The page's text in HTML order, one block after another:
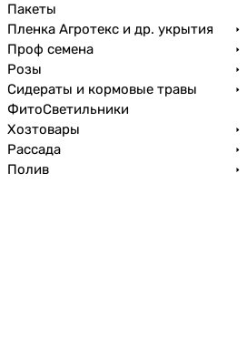
Пакеты
Пленка Агротекс и др. укрытия
Проф семена
Розы
Сидераты и кормовые травы
ФитоСветильники
Хозтовары
Рассада
Полив